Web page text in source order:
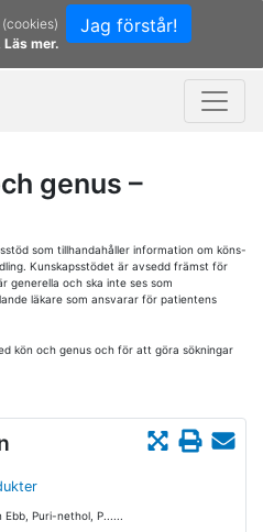
Jag förstår!
Läs mer.
genus –
som tillhandahåller information om köns-
Kunskapsstödet är avsedd främst för
generella och ska inte ses som
läkare som ansvarar för patientens
kön och genus och för att göra sökningar
Puri-nethol, P......